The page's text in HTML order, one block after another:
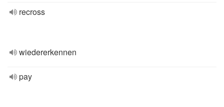
recross
wiedererkennen
pay